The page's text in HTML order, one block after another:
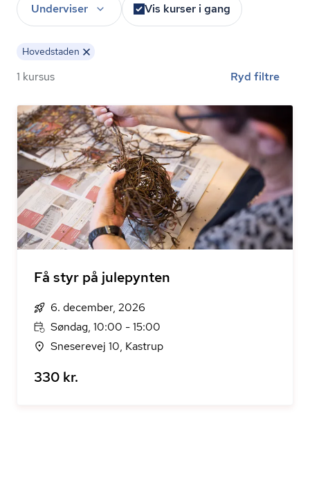
Underviser Vis kurser i gang
Hovedstaden
1 kursus Ryd filtre
Få styr på julepynten
6. december, 2026
Søndag, 10:00 - 15:00
Sneserevej 10, Kastrup
330 kr.